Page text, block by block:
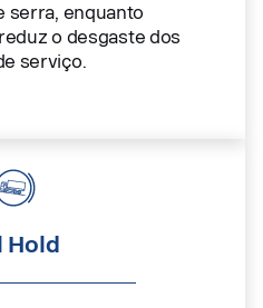
serra, enquanto
o desgaste dos
serviço.
Hold